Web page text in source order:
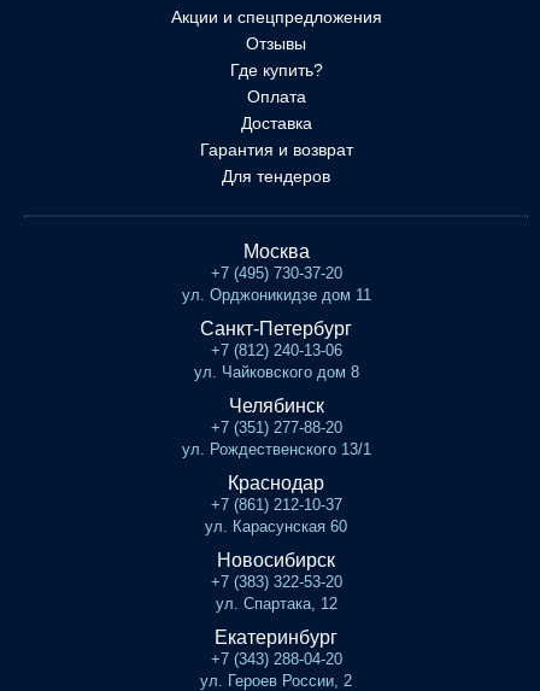
Акции и спецпредложения
Отзывы
Где купить?
Оплата
Доставка
Гарантия и возврат
Для тендеров
Москва
+7 (495) 730-37-20
ул. Орджоникидзе дом 11
Санкт-Петербург
+7 (812) 240-13-06
ул. Чайковского дом 8
Челябинск
+7 (351) 277-88-20
ул. Рождественского 13/1
Краснодар
+7 (861) 212-10-37
ул. Карасунская 60
Новосибирск
+7 (383) 322-53-20
ул. Спартака, 12
Екатеринбург
+7 (343) 288-04-20
ул. Героев России, 2